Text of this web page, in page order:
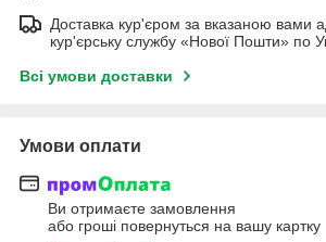
Доставка кур'єром за вказаною вами
кур'єрську службу «Нової Пошти» по
Всі умови доставки
Умови оплати
Ви отримаєте замовлення
або гроші повернуться на вашу картку